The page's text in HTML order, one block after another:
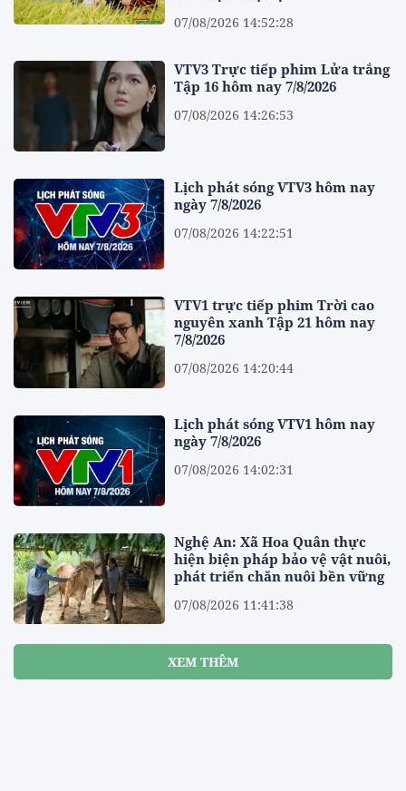
07/08/2026 14:52:28
VTV3 Trực tiếp phim Lửa trắng
Tập 16 hôm nay 7/8/2026
07/08/2026 14:26:53
Lịch phát sóng VTV3 hôm nay
ngày 7/8/2026
07/08/2026 14:22:51
VTV1 trực tiếp phim Trời cao
nguyên xanh Tập 21 hôm nay
7/8/2026
07/08/2026 14:20:44
Lịch phát sóng VTV1 hôm nay
ngày 7/8/2026
07/08/2026 14:02:31
Nghệ An: Xã Hoa Quân thực
hiện biện pháp bảo vệ vật nuôi,
phát triển chăn nuôi bền vững
07/08/2026 11:41:38
XEM THÊM